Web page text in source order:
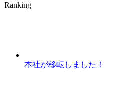
Ranking
本社が移転しました！